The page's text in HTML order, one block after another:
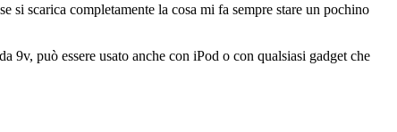
se si scarica completamente la cosa mi fa sempre stare un pochino
9v, può essere usato anche con iPod o con qualsiasi gadget che